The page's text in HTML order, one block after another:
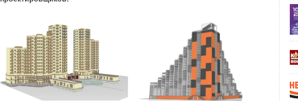
такие как «Кубок чемпионов» в Сочи и «RDS Moscow Cup» на гоночной трассе
Moscow Raceway.